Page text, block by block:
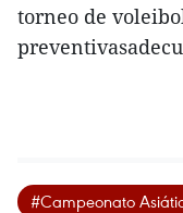
torneo de
#Campeonato